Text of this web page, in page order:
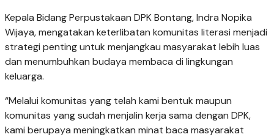
Kepala Bidang Perpustakaan DPK Bontang, Indra Nopika
Wijaya, mengatakan keterlibatan komunitas literasi menjadi
strategi penting untuk menjangkau masyarakat lebih luas
dan menumbuhkan budaya membaca di lingkungan
keluarga.
“Melalui komunitas yang telah kami bentuk maupun
komunitas yang sudah menjalin kerja sama dengan DPK,
kami berupaya meningkatkan minat baca masyarakat